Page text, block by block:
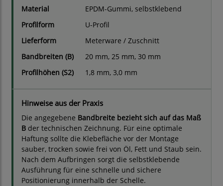
Material
EPDM-Gummi, selbstklebend
Profilform
U-Profil
Lieferform
Meterware / Zuschnitt
Bandbreiten (B)
20 mm, 25 mm, 30 mm
Profilhöhen (S2)
1,8 mm, 3,0 mm
Hinweise aus der Praxis
Die angegebene Bandbreite bezieht sich auf das Maß
B der technischen Zeichnung. Für eine optimale
Haftung sollte die Klebefläche vor der Montage
sauber, trocken sowie frei von Öl, Fett und Staub sein.
Nach dem Aufbringen sorgt die selbstklebende
Ausführung für eine schnelle und sichere
Positionierung innerhalb der Schelle.